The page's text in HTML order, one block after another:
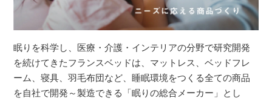
眠りを科学し、医療・介護・インテリアの分野で研究開発
を続けてきたフランスベッドは、マットレス、ベッドフレ
ーム、寝具、羽毛布団など、睡眠環境をつくる全ての商品
を自社で開発～製造できる「眠りの総合メーカー」とし